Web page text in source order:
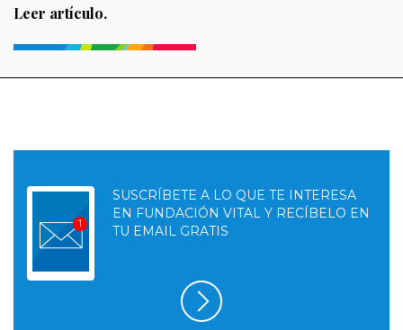
Leer artículo.
SUSCRÍBETE A LO QUE TE INTERESA
EN FUNDACIÓN VITAL Y RECÍBELO EN
TU EMAIL GRATIS